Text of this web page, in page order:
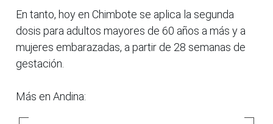
En tanto, hoy en Chimbote se aplica la segunda
dosis para adultos mayores de 60 años a más y a
mujeres embarazadas, a partir de 28 semanas de
gestación.
Más en Andina: